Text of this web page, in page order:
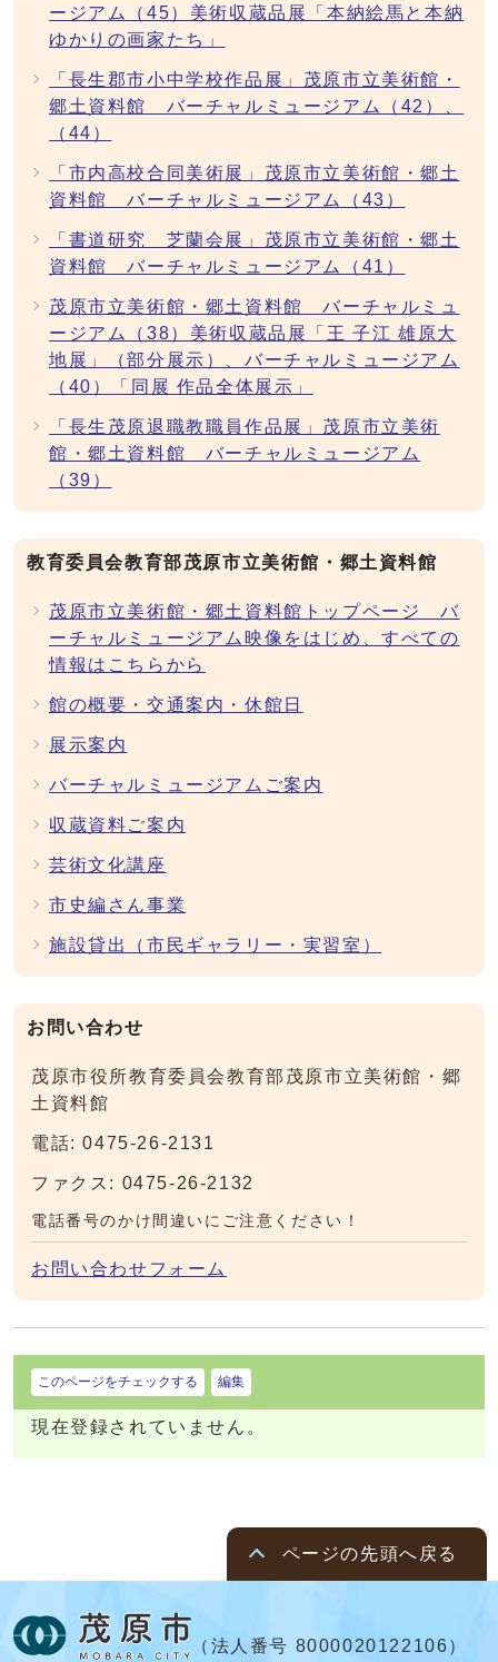
ージアム（45）美術収蔵品展「本納絵馬と本納
ゆかりの画家たち」
「長生郡市小中学校作品展」茂原市立美術館・
郷土資料館 バーチャルミュージアム（42）、
（44）
「市内高校合同美術展」茂原市立美術館・郷土
資料館 バーチャルミュージアム（43）
「書道研究 芝蘭会展」茂原市立美術館・郷土
資料館 バーチャルミュージアム（41）
茂原市立美術館・郷土資料館 バーチャルミュ
ージアム（38）美術収蔵品展「王 子江 雄原大
地展」（部分展示）、バーチャルミュージアム
（40）「同展 作品全体展示」
「長生茂原退職教職員作品展」茂原市立美術
館・郷土資料館 バーチャルミュージアム
（39）
教育委員会教育部茂原市立美術館・郷土資料館
茂原市立美術館・郷土資料館トップページ バ
ーチャルミュージアム映像をはじめ、すべての
情報はこちらから
館の概要・交通案内・休館日
展示案内
バーチャルミュージアムご案内
収蔵資料ご案内
芸術文化講座
市史編さん事業
施設貸出（市民ギャラリー・実習室）
お問い合わせ
茂原市役所教育委員会教育部茂原市立美術館・郷
土資料館
電話: 0475-26-2131
ファクス: 0475-26-2132
電話番号のかけ間違いにご注意ください！
お問い合わせフォーム
このページをチェックする 編集
現在登録されていません。
ページの先頭へ戻る
（法人番号 8000020122106）